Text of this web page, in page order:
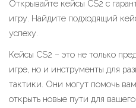
Открывайте кейсы CS2 с
игру. Найдите подходящий
успеху.
Кейсы CS2 – это не только
игре, но и инструменты для
тактики. Они могут помочь
открыть новые пути для вашего